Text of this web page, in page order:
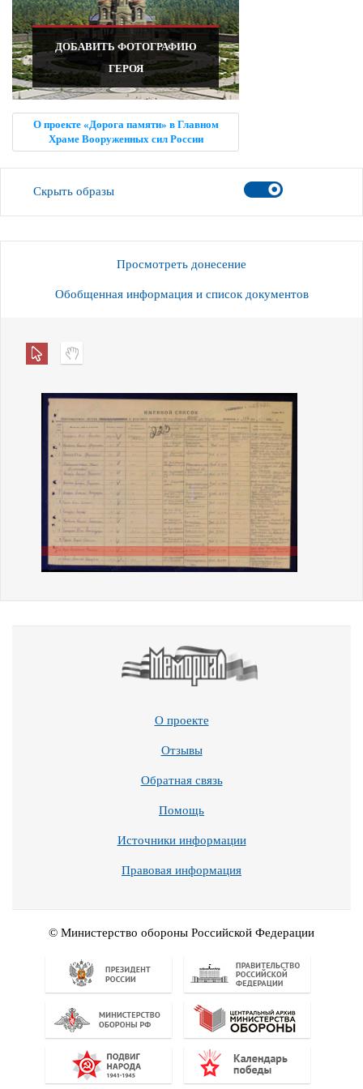
ДОБАВИТЬ ФОТОГРАФИЮ
ГЕРОЯ
О проекте «Дорога памяти» в Главном
Храме Вооруженных сил России
Скрыть образы
Просмотреть донесение
Обобщенная информация и список документов
О проекте
Отзывы
Обратная связь
Помощь
Источники информации
Правовая информация
© Министерство обороны Российской Федерации